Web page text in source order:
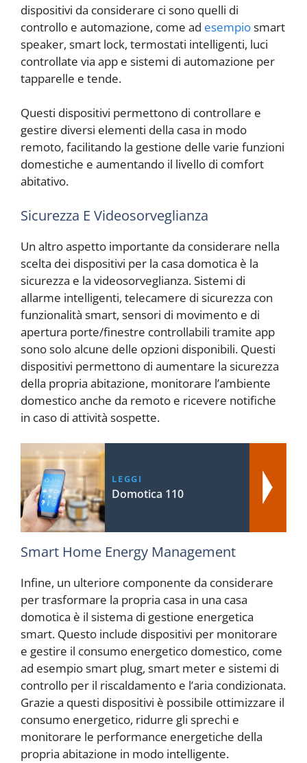
dispositivi da considerare ci sono quelli di
controllo e automazione, come ad esempiosmart
speaker, smart lock, termostati intelligenti, luci
controllate via app e sistemi di automazione per
tapparelle e tende.
Questi dispositivi permettono di controllare e
gestire diversi elementi della casa in modo
remoto, facilitando la gestione delle varie funzioni
domestiche e aumentando il livello di comfort
abitativo.
Sicurezza E Videosorveglianza
Un altro aspetto importante da considerare nella
scelta dei dispositivi per la casa domotica è la
sicurezza e la videosorveglianza. Sistemi di
allarme intelligenti, telecamere di sicurezza con
funzionalità smart, sensori di movimento e di
apertura porte/finestre controllabili tramite app
sono solo alcune delle opzioni disponibili. Questi
dispositivi permettono di aumentare la sicurezza
della propria abitazione, monitorare l’ambiente
domestico anche da remoto e ricevere notifiche
in caso di attività sospette.
LEGGI
Domotica 110
Smart Home Energy Management
Infine, un ulteriore componente da considerare
per trasformare la propria casa in una casa
domotica è il sistema di gestione energetica
smart. Questo include dispositivi per monitorare
e gestire il consumo energetico domestico, come
ad esempio smart plug, smart meter e sistemi di
controllo per il riscaldamento e l’aria condizionata.
Grazie a questi dispositivi è possibile ottimizzare il
consumo energetico, ridurre gli sprechi e
monitorare le performance energetiche della
propria abitazione in modo intelligente.